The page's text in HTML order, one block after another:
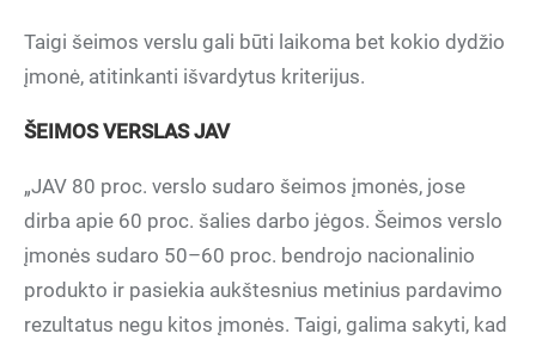
Taigi šeimos verslu gali būti laikoma bet kokio dydžio
įmonė, atitinkanti išvardytus kriterijus.
ŠEIMOS VERSLAS JAV
„JAV 80 proc. verslo sudaro šeimos įmonės, jose
dirba apie 60 proc. šalies darbo jėgos. Šeimos verslo
įmonės sudaro 50–60 proc. bendrojo nacionalinio
produkto ir pasiekia aukštesnius metinius pardavimo
rezultatus negu kitos įmonės. Taigi, galima sakyti, kad